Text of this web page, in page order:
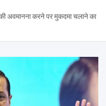
अवमानना करने पर मुकदमा चलाने का